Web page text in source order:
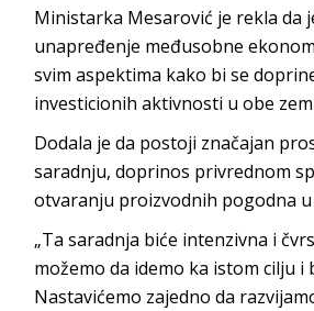
Ministarka Mesarović je rekla da
unapređenje međusobne
svim aspektima kako bi se
investicionih aktivnosti u obe
Dodala je da postoji značajan
saradnju, doprinos privrednom
otvaranju proizvodnih pogodna u
„Ta saradnja biće intenzivna i
možemo da idemo ka istom cilju
Nastavićemo zajedno da